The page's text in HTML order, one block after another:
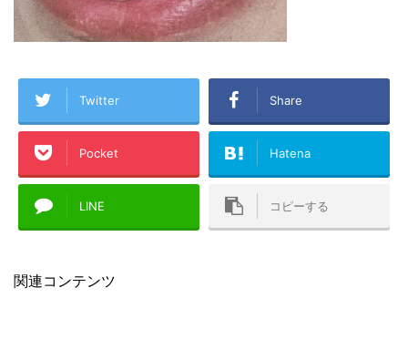
Twitter Share
Pocket Hatena
LINE コピーする
関連コンテンツ